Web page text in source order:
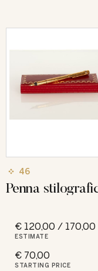
46
Penna
€ 120,00 / 170,00
ESTIMATE
€ 70,00
STARTING PRICE